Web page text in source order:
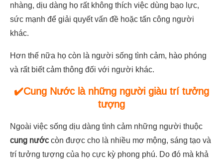
nhàng, dịu dàng họ rất không thích việc dùng bạo lực,
sức mạnh để giải quyết vấn đề hoặc tấn công người
khác.
Hơn thế nữa họ còn là người sống tình cảm, hào phóng
và rất biết cảm thông đối với người khác.
✔️Cung Nước là những người giàu trí tưởng
tượng
Ngoài việc sống dịu dàng tình cảm những người thuộc
cung nước còn được cho là nhiều mơ mộng, sáng tạo và
trí tưởng tượng của họ cực kỳ phong phú. Do đó mà khả